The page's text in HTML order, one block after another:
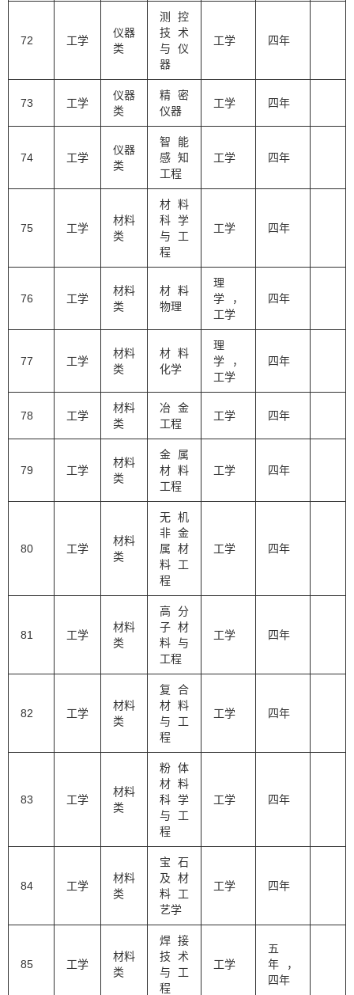
72 工学
仪器
类
测控
技术
与仪
器
工学 四年
73 工学
仪器
类
精密
仪器
工学 四年
74 工学
仪器
类
智能
感知
工程
工学 四年
75 工学
材料
类
材料
科学
与工
程
工学 四年
76 工学
材料
类
材料
物理
理
学，
工学
四年
77 工学
材料
类
材料
化学
理
学，
工学
四年
78 工学
材料
类
冶金
工程
工学 四年
79 工学
材料
类
金属
材料
工程
工学 四年
80 工学
材料
类
无机
非金
属材
料工
程
工学 四年
81 工学
材料
类
高分
子材
料与
工程
工学 四年
82 工学
材料
类
复合
材料
与工
程
工学 四年
83 工学
材料
类
粉体
材料
科学
与工
程
工学 四年
84 工学
材料
类
宝石
及材
料工
艺学
工学 四年
85 工学
材料
类
焊接
技术
与工
程
工学
五
年，
四年